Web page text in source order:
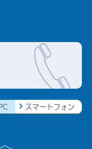
スマートフォン